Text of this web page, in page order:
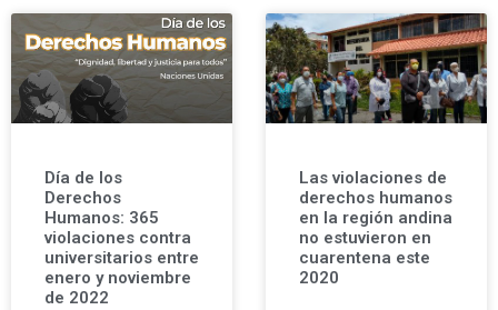
Día de los
Derechos
Humanos: 365
violaciones contra
universitarios entre
enero y noviembre
de 2022
Las violaciones de
derechos humanos
en la región andina
no estuvieron en
cuarentena este
2020